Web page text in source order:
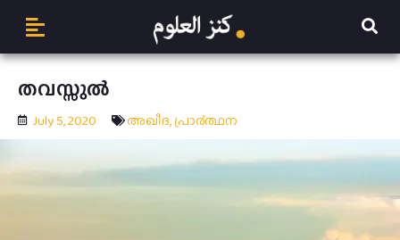
തവസ്സുല്‍
July 5, 2020 അഖീദ,പ്രാ൪ത്ഥന